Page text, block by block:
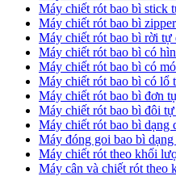
Máy chiết rót bao bì stick
Máy chiết rót bao bì
Máy chiết rót bao bì rời tự
Máy chiết rót bao bì có
Máy chiết rót bao bì có
Máy chiết rót bao bì có lổ
Máy chiết rót bao bì đơn
Máy chiết rót bao bì đôi
Máy chiết rót bao bì dạng
Máy đóng goi bao bì
Máy chiết rót theo khối
Máy cân và chiết rót theo